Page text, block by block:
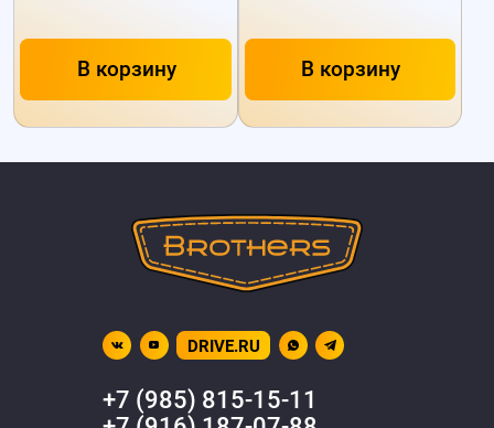
В корзину В корзину
DRIVE.RU
+7 (985) 815-15-11